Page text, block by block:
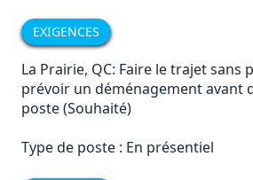
EXIGENCES
La Prairie, QC: Faire le trajet sans
prévoir un déménagement avant
poste (Souhaité)
Type de poste : En présentiel